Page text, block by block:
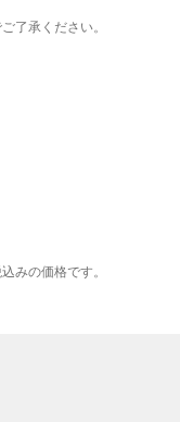
了承ください。
みの価格です。